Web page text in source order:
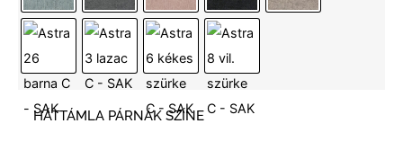
HÁTTÁMLA PÁRNÁK SZÍNE